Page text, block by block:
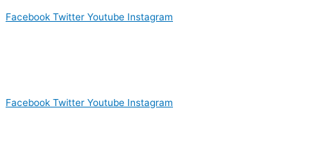
Facebook Twitter Youtube Instagram
Facebook Twitter Youtube Instagram